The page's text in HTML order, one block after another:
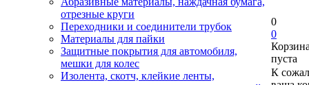
отрезные круги
Переходники и соединители трубок
Материалы для пайки
Защитные покрытия для автомобиля,
мешки для колес
Изолента, скотч, клейкие ленты,
0
0
пуста
К